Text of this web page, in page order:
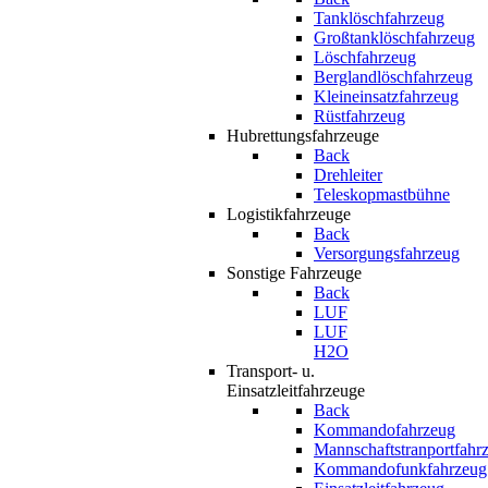
Tanklöschfahrzeug
Großtanklöschfahrzeug
Löschfahrzeug
Berglandlöschfahrzeug
Kleineinsatzfahrzeug
Rüstfahrzeug
Hubrettungsfahrzeuge
Back
Drehleiter
Teleskopmastbühne
Logistikfahrzeuge
Back
Versorgungsfahrzeug
Sonstige Fahrzeuge
Back
LUF
LUF
H2O
Transport- u.
Einsatzleitfahrzeuge
Back
Kommandofahrzeug
Kommandofunkfahrzeug